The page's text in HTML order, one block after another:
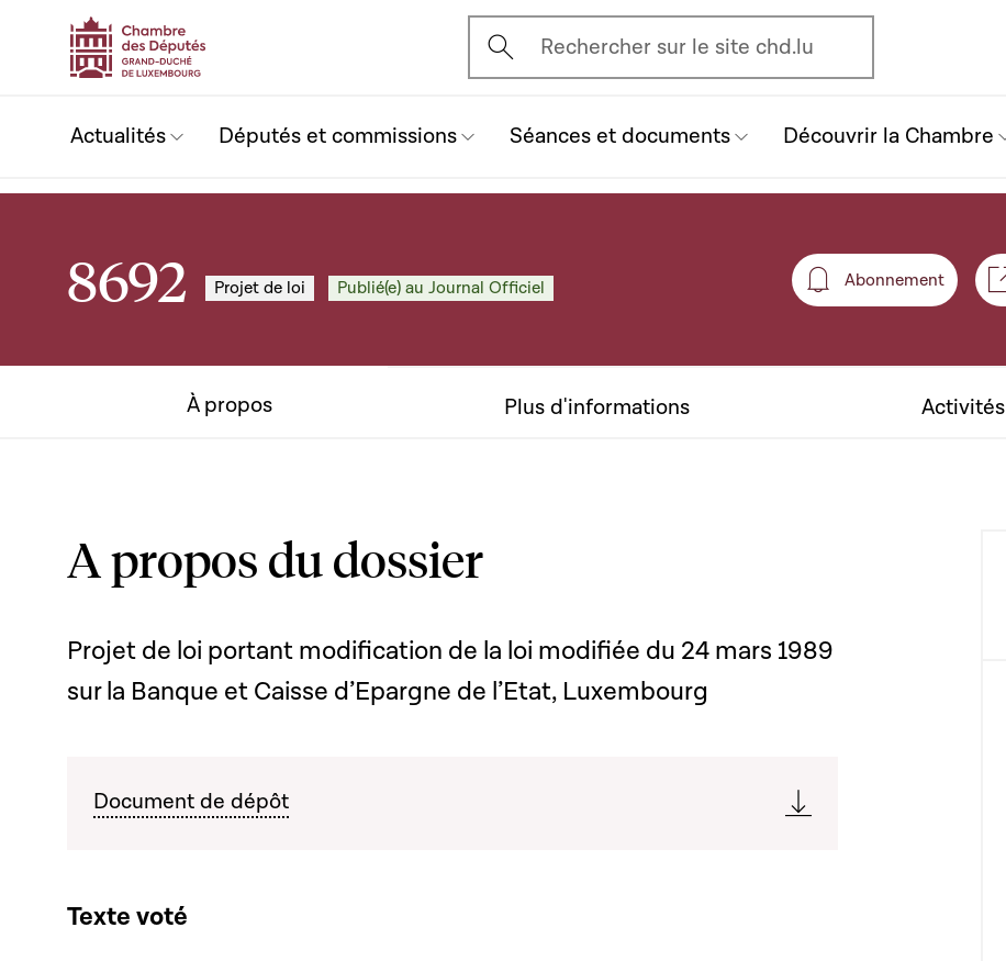
Ouvrir l'écran de recherche
Rechercher sur le site chd.lu
Actualités Députés et commissions Séances et documents Découvrir la Chambre
8692 Projet de loi Publié(e) au Journal Officiel Abonnement
Abonnement
À propos Plus d'informations Activités
A propos du dossier
Projet de loi portant modification de la loi modifiée du 24 mars 1989
sur la Banque et Caisse d’Epargne de l’Etat, Luxembourg
Document de dépôt
Texte voté